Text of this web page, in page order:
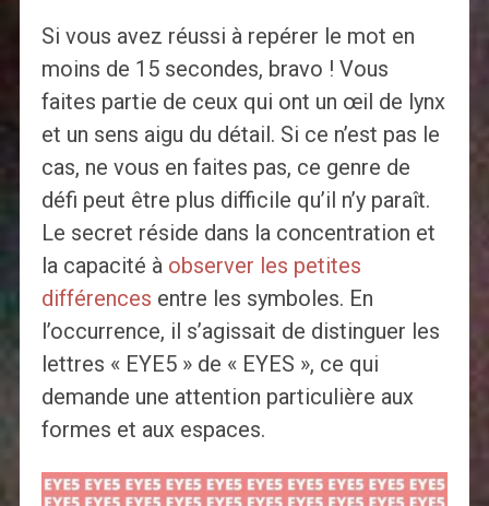
Si vous avez réussi à repérer le mot en
moins de 15 secondes, bravo ! Vous
faites partie de ceux qui ont un œil de lynx
et un sens aigu du détail. Si ce n’est pas le
cas, ne vous en faites pas, ce genre de
défi peut être plus difficile qu’il n’y paraît.
Le secret réside dans la concentration et
la capacité à observer les petites
différences entre les symboles. En
l’occurrence, il s’agissait de distinguer les
lettres « EYE5 » de « EYES », ce qui
demande une attention particulière aux
formes et aux espaces.